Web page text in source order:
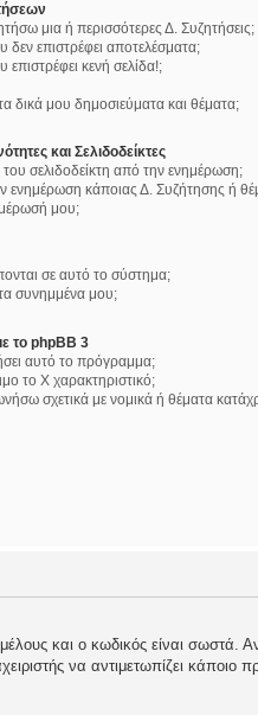
μια ή περισσότερες Δ. Συζητήσεις;
δεν επιστρέφει αποτελέσματα;
επιστρέφει κενή σελίδα!;
μου δημοσιεύματα και θέματα;
και Σελιδοδείκτες
του σελιδοδείκτη από την ενημέρωση;
ενημέρωση κάποιας Δ. Συζήτησης ή
μου;
σε αυτό το σύστημα;
συνημμένα μου;
το phpBB 3
αυτό το πρόγραμμα;
το Χ χαρακτηριστικό;
σχετικά με νομικά ή θέματα
και ο κωδικός είναι σωστά.
να αντιμετωπίζει κάποιο